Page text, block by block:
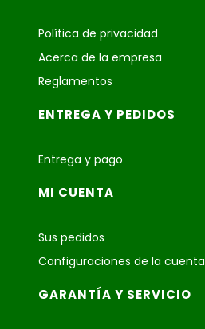
Política de privacidad
Acerca de la empresa
Reglamentos
ENTREGA Y PEDIDOS
Entrega y pago
MI CUENTA
Sus pedidos
Configuraciones de la cuenta
GARANTÍA Y SERVICIO